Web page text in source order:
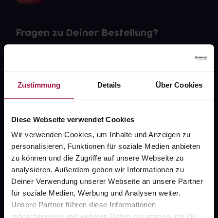
Zustimmung Details Über Cookies
Diese Webseite verwendet Cookies
Wir verwenden Cookies, um Inhalte und Anzeigen zu
personalisieren, Funktionen für soziale Medien anbieten
zu können und die Zugriffe auf unsere Webseite zu
analysieren. Außerdem geben wir Informationen zu
Deiner Verwendung unserer Webseite an unsere Partner
für soziale Medien, Werbung und Analysen weiter.
Unsere Partner führen diese Informationen
Fragen zu Deiner Bestellung?
Über uns
Karriere